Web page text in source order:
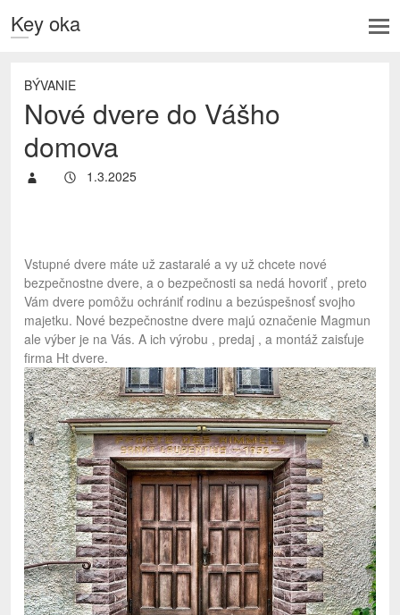
Key oka
BÝVANIE
Nové dvere do Vášho
domova
1.3.2025
Vstupné dvere máte už zastaralé a vy už chcete nové
bezpečnostne dvere, a o bezpečnosti sa nedá hovoriť , preto
Vám dvere pomôžu ochrániť rodinu a bezúspešnosť svojho
majetku. Nové bezpečnostne dvere majú označenie Magmun
ale výber je na Vás. A ich výrobu , predaj , a montáž zaisťuje
firma Ht dvere.